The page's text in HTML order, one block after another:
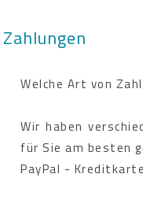
Zahlungen
Welche Art von
Wir haben
für Sie am besten
PayPal -